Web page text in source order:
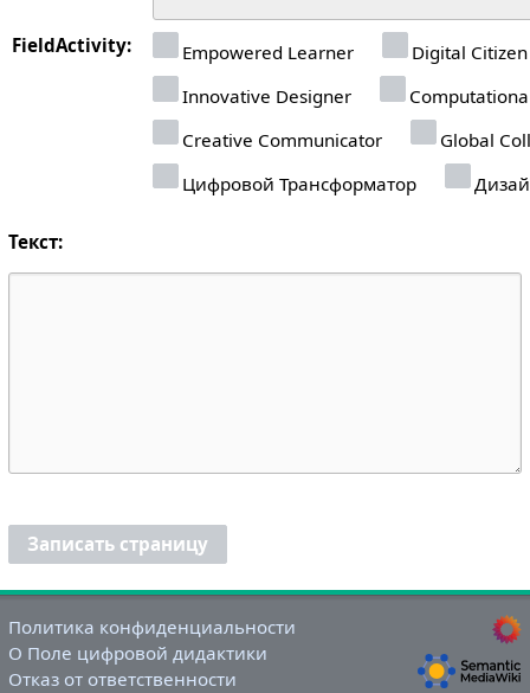
FieldActivity: Empowered Learner
Digital Citizen
Innovative Designer
Creative Communicator
Global
Цифровой Трансформатор
Текст:
Записать страницу
Политика конфиденциальности
О Поле цифровой дидактики
Отказ от ответственности